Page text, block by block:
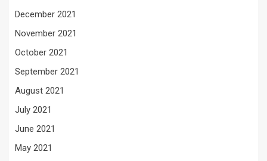
December 2021
November 2021
October 2021
September 2021
August 2021
July 2021
June 2021
May 2021